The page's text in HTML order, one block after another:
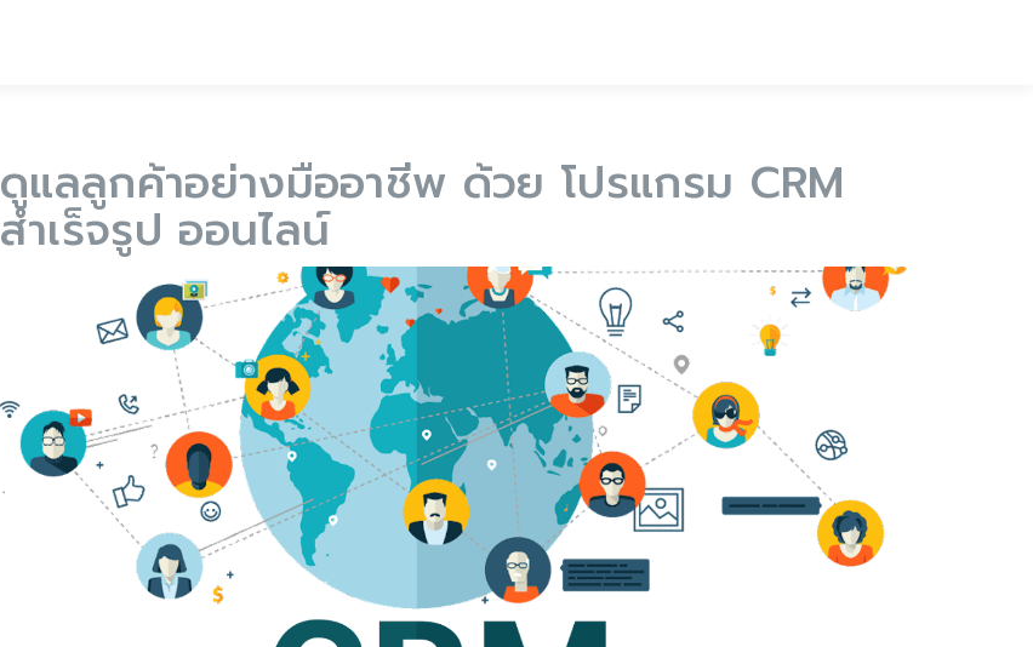
ดูแลลูกค้าอย่างมืออาชีพ ด้วย โปรแกรม CRM
สำเร็จรูป ออนไลน์